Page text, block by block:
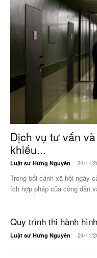
Dịch vụ tư vấn
khiếu...
Luật sư Hưng Nguyên - 24/11/
Trong bối cảnh xã hội ngày
ích hợp pháp của công dân
Quy trình thi hành
Luật sư Hưng Nguyên - 24/11/